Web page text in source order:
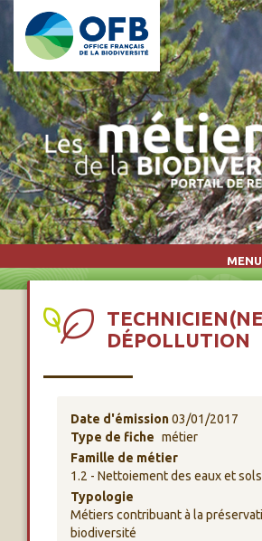
Aller au
MENU
DÉPOLLUTION
Date d'émission03/01/2017
Type de fiche métier
Famille de métier
1.2 - Nettoiement des eaux et sols
Typologie
Métiers contribuant à la
biodiversité